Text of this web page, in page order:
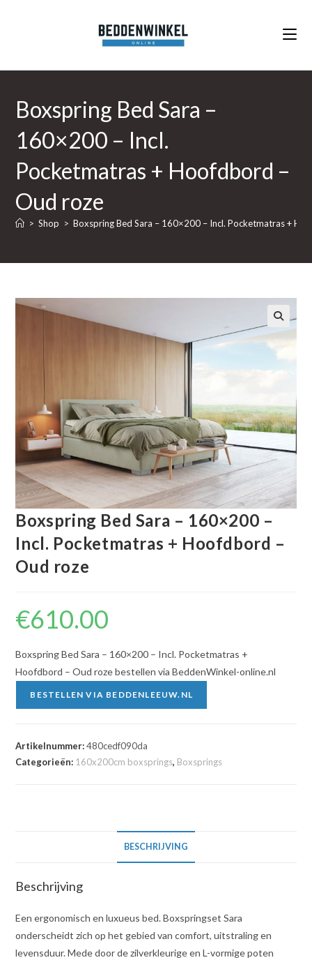
Boxspring Bed Sara –
160×200 – Incl.
Pocketmatras + Hoofdbord –
Oud roze
> Shop > Boxspring Bed Sara – 160×200 – Incl. Pocketmatras +
🔍
Boxspring Bed Sara – 160×200 –
Incl. Pocketmatras + Hoofdbord –
Oud roze
€610.00
Boxspring Bed Sara – 160×200 – Incl. Pocketmatras +
Hoofdbord – Oud roze bestellen via BeddenWinkel-online.nl
BESTELLEN VIA BEDDENLEEUW.NL
Artikelnummer:480cedf090da
Categorieën: 160x200cm boxsprings, Boxsprings
BESCHRIJVING
Beschrijving
Een ergonomisch en luxueus bed. Boxspringset Sara
onderscheidt zich op het gebied van comfort, uitstraling en
levensduur. Mede door de zilverkleurige en L-vormige poten